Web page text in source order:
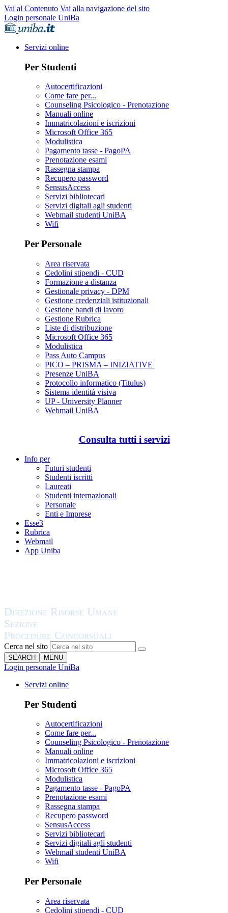
Vai al Contenuto Vai alla navigazione del sito
Login personale UniBa
Servizi online
Per Studenti
Autocertificazioni
Come fare per...
Counseling Psicologico - Prenotazione
Manuali online
Immatricolazioni e iscrizioni
Microsoft Office 365
Modulistica
Pagamento tasse - PagoPA
Prenotazione esami
Rassegna stampa
Recupero password
SensusAccess
Servizi bibliotecari
Servizi digitali agli studenti
Webmail studenti UniBA
Wifi
Per Personale
Area riservata
Cedolini stipendi - CUD
Formazione a distanza
Gestionale privacy - DPM
Gestione credenziali istituzionali
Gestione bandi di lavoro
Gestione Rubrica
Liste di distribuzione
Microsoft Office 365
Modulistica
Pass Auto Campus
PICO – PRISMA – INIZIATIVE
Presenze UniBA
Protocollo informatico (Titulus)
Sistema identità visiva
UP - University Planner
Webmail UniBA
Consulta tutti i servizi
Info per
Futuri studenti
Studenti iscritti
Laureati
Studenti internazionali
Personale
Enti e Imprese
Esse3
Rubrica
Webmail
App Uniba
Cerca nel sito
SEARCH MENU
Login personale UniBa
Servizi online
Per Studenti
Autocertificazioni
Come fare per...
Counseling Psicologico - Prenotazione
Manuali online
Immatricolazioni e iscrizioni
Microsoft Office 365
Modulistica
Pagamento tasse - PagoPA
Prenotazione esami
Rassegna stampa
Recupero password
SensusAccess
Servizi bibliotecari
Servizi digitali agli studenti
Webmail studenti UniBA
Wifi
Per Personale
Area riservata
Cedolini stipendi - CUD